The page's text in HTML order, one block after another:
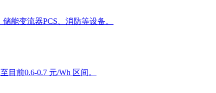
能变流器PCS、消防等设备。
前0.6-0.7 元/Wh 区间。